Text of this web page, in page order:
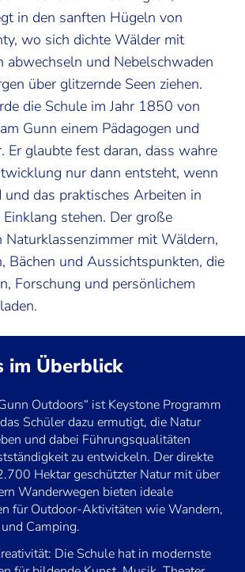
in den sanften Hügeln von
wo sich dichte Wälder mit
abwechseln und Nebelschwaden
über glitzernde Seen ziehen.
die Schule im Jahr 1850 von
Gunn einem Pädagogen und
Er glaubte fest daran, dass wahre
nur dann entsteht, wenn
und das praktisches Arbeiten in
stehen. Der große
Naturklassenzimmer mit Wäldern,
Bächen und Aussichtspunkten, die
Forschung und persönlichem
im Überblick
Outdoors“ ist Keystone Programm
Schüler dazu ermutigt, die Natur
und dabei Führungsqualitäten
zu entwickeln. Der direkte
Hektar geschützter Natur mit über
Wanderwegen bieten ideale
für Outdoor-Aktivitäten wie Wandern,
Camping.
Die Schule hat in modernste